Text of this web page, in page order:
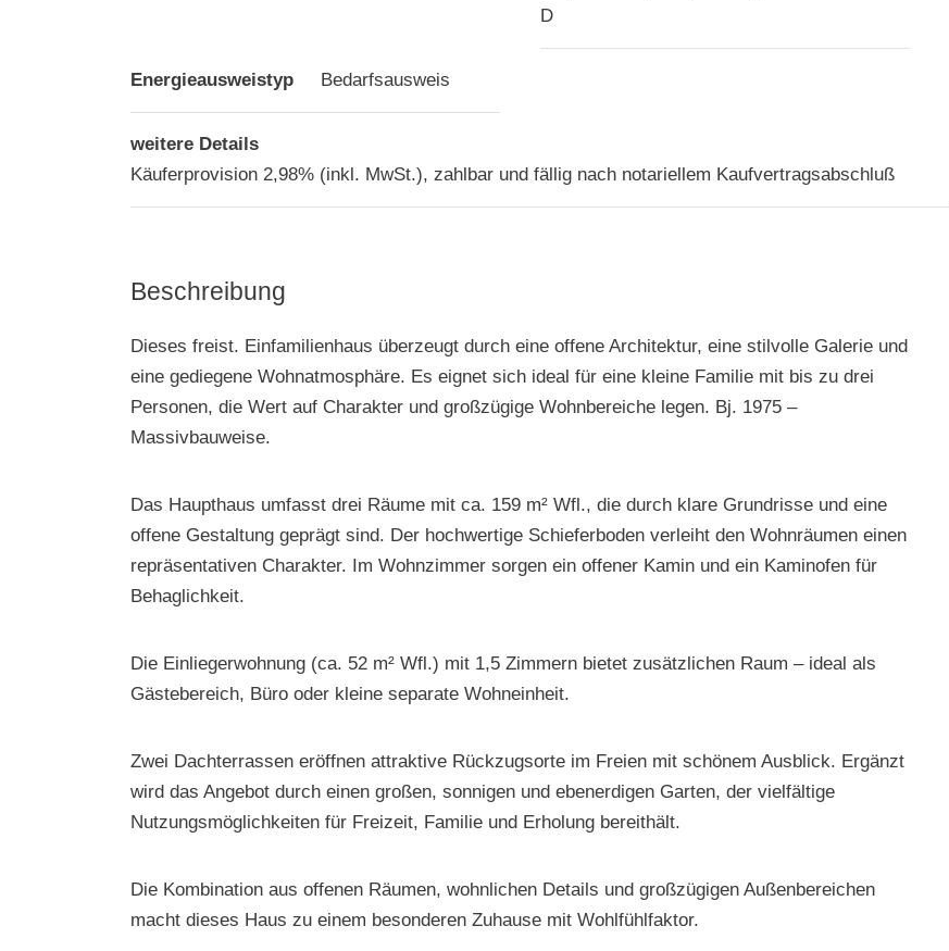
D
Energieausweistyp Bedarfsausweis
weitere Details
Käuferprovision 2,98% (inkl. MwSt.), zahlbar und fällig nach notariellem Kaufvertragsabschluß
Beschreibung
Dieses freist. Einfamilienhaus überzeugt durch eine offene Architektur, eine stilvolle Galerie und
eine gediegene Wohnatmosphäre. Es eignet sich ideal für eine kleine Familie mit bis zu drei
Personen, die Wert auf Charakter und großzügige Wohnbereiche legen. Bj. 1975 –
Massivbauweise.
Das Haupthaus umfasst drei Räume mit ca. 159 m² Wfl., die durch klare Grundrisse und eine
offene Gestaltung geprägt sind. Der hochwertige Schieferboden verleiht den Wohnräumen einen
repräsentativen Charakter. Im Wohnzimmer sorgen ein offener Kamin und ein Kaminofen für
Behaglichkeit.
Die Einliegerwohnung (ca. 52 m² Wfl.) mit 1,5 Zimmern bietet zusätzlichen Raum – ideal als
Gästebereich, Büro oder kleine separate Wohneinheit.
Zwei Dachterrassen eröffnen attraktive Rückzugsorte im Freien mit schönem Ausblick. Ergänzt
wird das Angebot durch einen großen, sonnigen und ebenerdigen Garten, der vielfältige
Nutzungsmöglichkeiten für Freizeit, Familie und Erholung bereithält.
Die Kombination aus offenen Räumen, wohnlichen Details und großzügigen Außenbereichen
macht dieses Haus zu einem besonderen Zuhause mit Wohlfühlfaktor.